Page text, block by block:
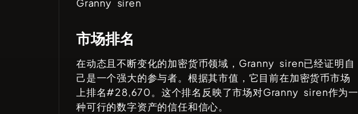
Granny siren
市场排名
在动态且不断变化的加密货币领域， Granny siren已经证明自
己是一个强大的参与者。根据其市值，它目前在加密货币市场
上排名#28,670。这个排名反映了市场对Granny siren作为一
种可行的数字资产的信任和信心。